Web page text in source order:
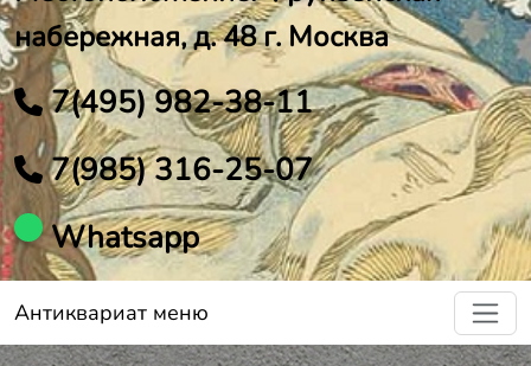
набережная, д. 48 г. Москва
7(495) 982-38-11
7(985) 316-25-07
Whatsapp
Антиквариат меню